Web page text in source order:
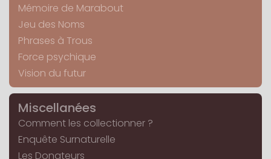
Mémoire de Marabout
Jeu des Noms
Phrases à Trous
Force psychique
Vision du futur
Miscellanées
Comment les collectionner ?
Enquête Surnaturelle
Les Donateurs